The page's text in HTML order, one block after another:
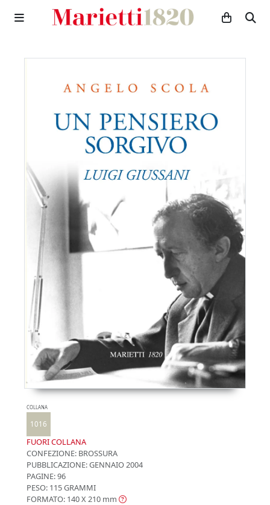
COLLANA
1016
FUORI COLLANA
CONFEZIONE: BROSSURA
PUBBLICAZIONE:GENNAIO 2004
PAGINE: 96
PESO: 115 GRAMMI
FORMATO: 140 X 210 mm